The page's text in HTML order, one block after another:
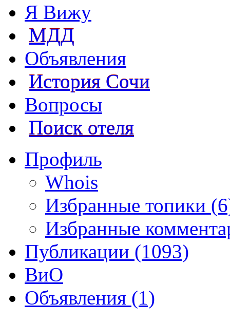
Я Вижу
МДД
Объявления
История Сочи
Вопросы
Поиск отеля
Профиль
Whois
Избранные топики
Избранные
Публикации (1093)
ВиО
Объявления (1)